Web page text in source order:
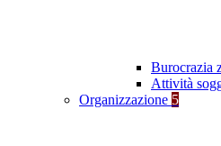
Burocrazia
Attività
Organizzazione 5